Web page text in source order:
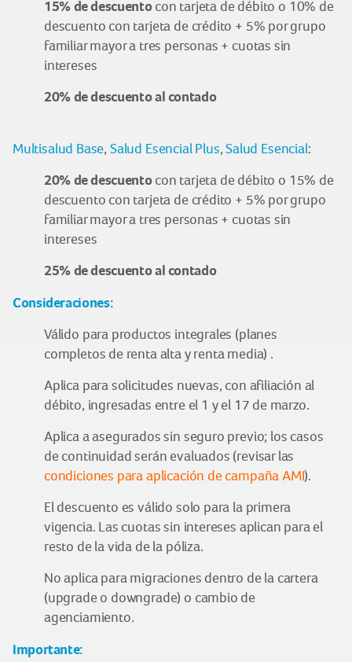
15% de descuentocon tarjeta de débito o 10% de
descuento con tarjeta de crédito + 5% por grupo
familiar mayor a tres personas + cuotas sin
intereses
20% de descuento al contado
Multisalud Base, Salud Esencial Plus,Salud Esencial:
20% de descuentocon tarjeta de débito o 15% de
descuento con tarjeta de crédito + 5% por grupo
familiar mayor a tres personas + cuotas sin
intereses
25% de descuento al contado
Consideraciones:
Válido para productos integrales (planes
completos de renta alta y renta media) .
Aplica para solicitudes nuevas, con afiliación al
débito, ingresadas entre el 1 y el 17 de marzo.
Aplica a asegurados sin seguro previo; los casos
de continuidad serán evaluados (revisar las
condiciones para aplicación de campaña AMI).
El descuento es válido solo para la primera
vigencia. Las cuotas sin intereses aplican para el
resto de la vida de la póliza.
No aplica para migraciones dentro de la cartera
(upgrade o downgrade) o cambio de
agenciamiento.
Importante: